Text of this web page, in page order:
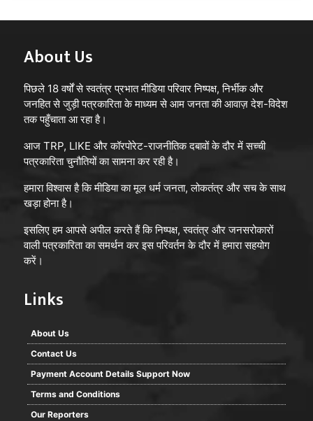
About Us
पिछले 18 वर्षों से स्वतंत्र प्रभात मीडिया परिवार निष्पक्ष, निर्भीक और
जनहित से जुड़ी पत्रकारिता के माध्यम से आम जनता की आवाज़ देश-विदेश
तक पहुँचाता आ रहा है।
आज TRP, LIKE और कॉरपोरेट-राजनीतिक दबावों के दौर में सच्ची
पत्रकारिता चुनौतियों का सामना कर रही है।
हमारा विश्वास है कि मीडिया का मूल धर्म जनता, लोकतंत्र और सच के साथ
खड़ा होना है।
इसलिए हम आपसे अपील करते हैं कि निष्पक्ष, स्वतंत्र और जनसरोकारों
वाली पत्रकारिता का समर्थन कर इस परिवर्तन के दौर में हमारा सहयोग
करें।
Links
About Us
Contact Us
Payment Account Details Support Now
Terms and Conditions
Our Reporters